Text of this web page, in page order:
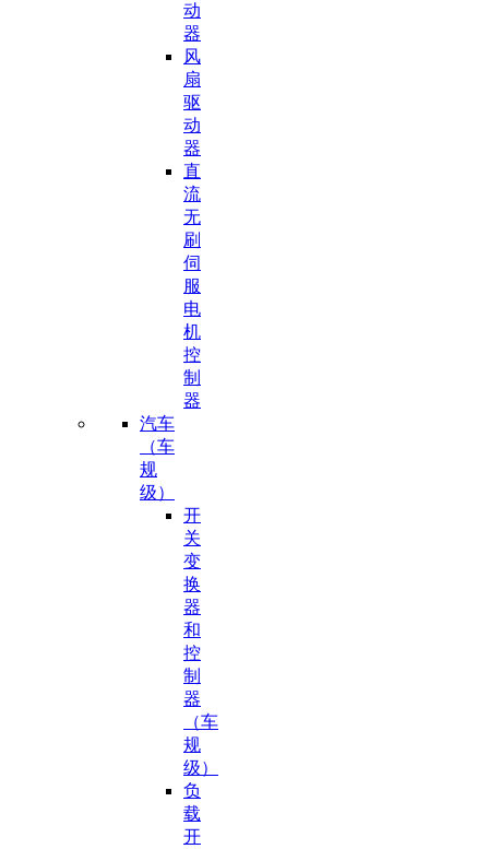
动
器
风
扇
驱
动
器
直
流
无
刷
伺
服
电
机
控
制
器
汽车
（车
规
级）
开
关
变
换
器
和
控
制
器
（车
规
级）
负
载
开